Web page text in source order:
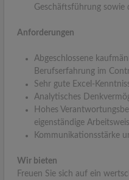
Geschäftsführung sowie
Anforderungen
Abgeschlossene
Berufserfahrung im
Sehr gute Excel-
Analytisches
Hohes
eigenständige
Kommunikationsstärke
Wir bieten
Freuen Sie sich auf ein